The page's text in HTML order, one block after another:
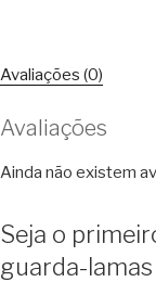
Avaliações (0)
Avaliações
Ainda não existem
Seja o
guarda-